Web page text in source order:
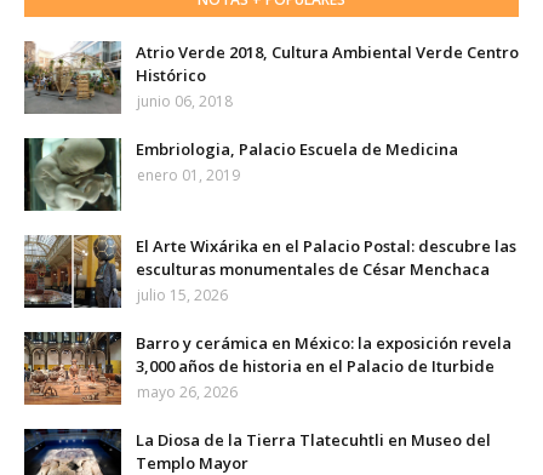
Atrio Verde 2018, Cultura Ambiental Verde Centro
Histórico
junio 06, 2018
Embriologia, Palacio Escuela de Medicina
enero 01, 2019
El Arte Wixárika en el Palacio Postal: descubre las
esculturas monumentales de César Menchaca
julio 15, 2026
Barro y cerámica en México: la exposición revela
3,000 años de historia en el Palacio de Iturbide
mayo 26, 2026
La Diosa de la Tierra Tlatecuhtli en Museo del
Templo Mayor